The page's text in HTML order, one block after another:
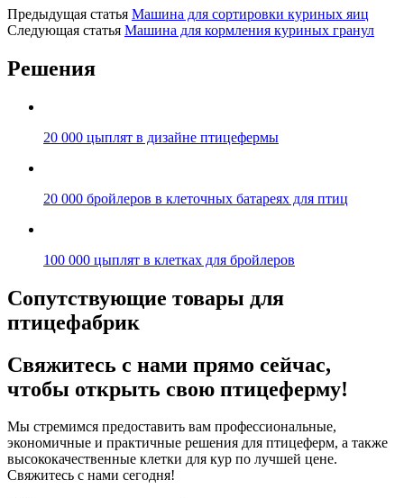
Предыдущая статья Машина для сортировки куриных яиц
Следующая статья Машина для кормления куриных гранул
Решения
20 000 цыплят в дизайне птицефермы
20 000 бройлеров в клеточных батареях для птиц
100 000 цыплят в клетках для бройлеров
Сопутствующие товары для
птицефабрик
Свяжитесь с нами прямо сейчас,
чтобы открыть свою птицеферму!
Мы стремимся предоставить вам профессиональные,
экономичные и практичные решения для птицеферм, а также
высококачественные клетки для кур по лучшей цене.
Свяжитесь с нами сегодня!